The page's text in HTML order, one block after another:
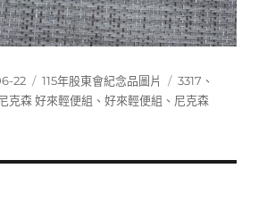
22
分
類
115年股東會紀念品圖片
標
籤
3317 、
克森 好來輕便組 、好來輕便組 、 尼克森